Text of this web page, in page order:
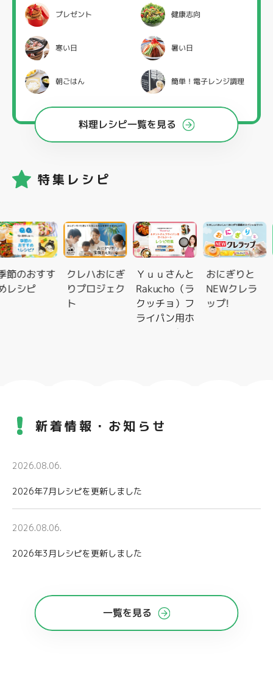
プレゼント 健康志向
寒い日 暑い日
朝ごはん 簡単！電子レンジ調理
料理レシピ一覧を見る
特集レシピ
のおすす
シピ
クレハおにぎ
りプロジェク
ト
Ｙｕｕさんと
Rakucho（ラ
クッチョ）フ
ライパン用ホ
イルシートレ
おにぎりと
NEWクレラ
ップ!
新着情報・お知らせ
2026.08.06.
2026年7月レシピを更新しました
2026.08.06.
2026年3月レシピを更新しました
一覧を見る